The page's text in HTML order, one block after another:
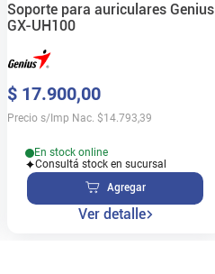
Soporte para auriculares Genius
GX-UH100
$ 17.900,00
Precio s/Imp Nac. $14.793,39
En stock online
Consultá stock en sucursal
Agregar
Ver detalle